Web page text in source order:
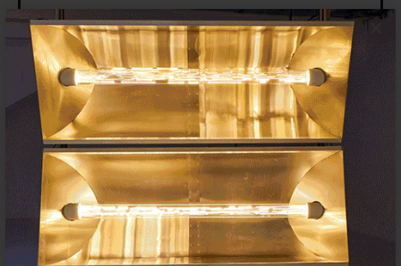
×
Exposiciones, inauguraciones,
actividades.
¡Te ayudamos a encontrar el
evento que buscas !
Exposiciones y eventos
Eventos de hoy